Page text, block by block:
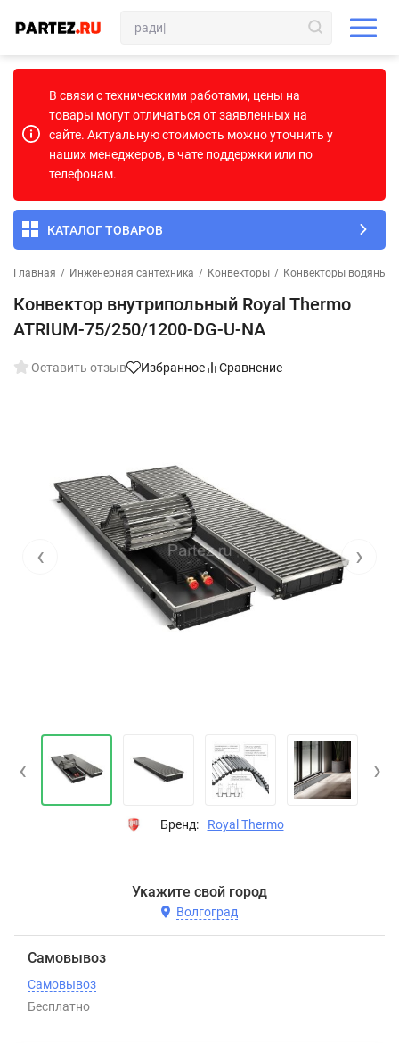
В связи с техническими работами, цены на
товары могут отличаться от заявленных на
сайте. Актуальную стоимость можно уточнить у
наших менеджеров, в чате поддержки или по
телефонам.
КАТАЛОГ ТОВАРОВ
Главная / Инженерная сантехника / Конвекторы / Конвекторы водяные
Конвектор внутрипольный Royal Thermo
ATRIUM-75/250/1200-DG-U-NA
Оставить отзыв Избранное Сравнение
‹ ›
‹ ›
Бренд: Royal Thermo
Укажите свой город
Волгоград
Самовывоз
Самовывоз
Бесплатно